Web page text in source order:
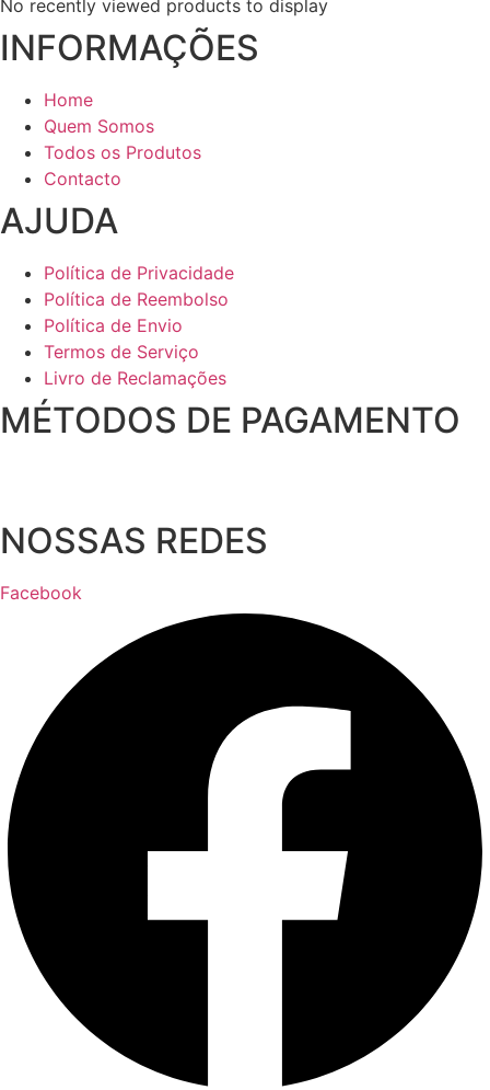
page
No recently viewed products to display
INFORMAÇÕES
Home
Quem Somos
Todos os Produtos
Contacto
AJUDA
Política de Privacidade
Política de Reembolso
Política de Envio
Termos de Serviço
Livro de Reclamações
MÉTODOS DE PAGAMENTO
NOSSAS REDES
Facebook